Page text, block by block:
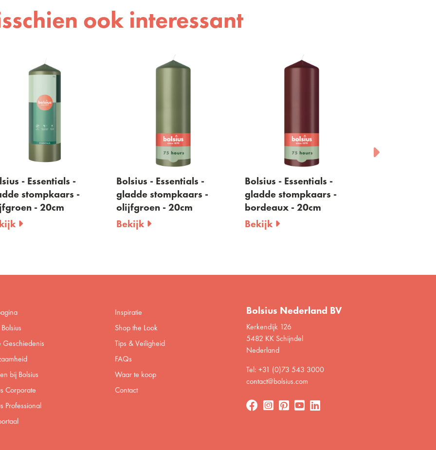
ook interessant
- Essentials -
stompkaars -
- 20cm
Bolsius - Essentials -
gladde stompkaars -
olijfgroen - 20cm
Bekijk
Bolsius - Essentials -
gladde stompkaars -
bordeaux - 20cm
Bekijk
bij Bolsius
Corporate
Professional
Inspiratie
Shop the Look
Tips & Veiligheid
FAQs
Waar te koop
Contact
Bolsius Nederland BV
Kerkendijk 126
5482 KK Schijndel
Nederland
Tel: +31 (0)73 543 3000
contact@bolsius.com